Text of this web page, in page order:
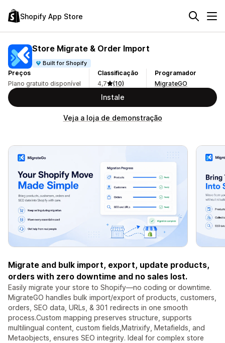
Shopify App Store
Store Migrate & Order Import
Built for Shopify
Preços
Plano gratuito disponível
Classificação
4,7
(10)
Programador
MigrateGO
Instale
Veja a loja de demonstração
Migrate and bulk import, export, update products,
orders with zero downtime and no sales lost.
Easily migrate your store to Shopify—no coding or downtime.
MigrateGO handles bulk import/export of products, customers,
orders, SEO data, URLs, & 301 redirects in one smooth
process.Custom mapping preserves structure, supports
multilingual content, custom fields,Matrixify, Metafields, and
Metaobjects, ensures SEO integrity. Ideal for complex store